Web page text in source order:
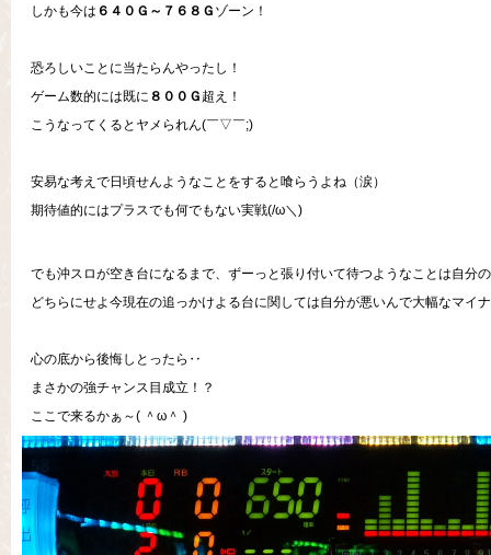
しかも今は ６４０Ｇ～７６８Ｇ ゾーン！
恐ろしいことに当たらんやったし！
ゲーム数的には既に ８００Ｇ 超え！
こうなってくるとヤメられん(￣▽￣;)
安易な考えで日頃せんようなことをすると喰らうよね（涙）
期待値的にはプラスでも何でもない実戦(/ω＼)
でも沖スロが空き台になるまで、ずーっと張り付いて待つようなことは自分
どちらにせよ今現在の追っかけよる台に関しては自分が悪いんで大幅なマイ
心の底から後悔しとったら‥
まさかの強チャンス目成立！？
ここで来るかぁ～( ＾ω＾ )